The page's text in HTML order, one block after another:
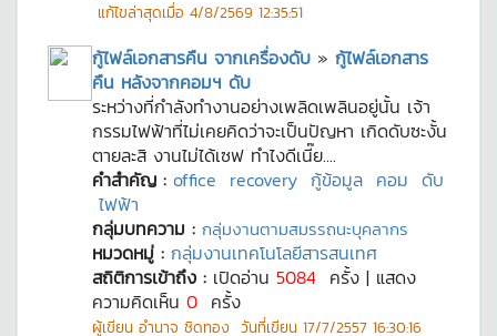
แก้ไขล่าสุดเมื่อ 4/8/2569 12:35:51
กู้ไฟล์เอกสารคืน จากเครื่องดับ » กู้ไฟล์เอกสาร
คืน หลังจากคอมฯ ดับ
ระหว่างที่กำลังทำงานอย่างเพลิดเพลินอยู่นั้น เจ้า
กรรมไฟฟ้าที่ไม่เคยคิดว่าจะเป็นปัญหา เกิดดับซะงั้น
ตายละสิ งานไม่ได้เซฟ ทำไงดีเนี๊ย....
คำสำคัญ : office recovery กู้ข้อมูล คอม ดับ
ไฟฟ้า
กลุ่มบทความ : กลุ่มงานตามสมรรถนะบุคลากร
หมวดหมู่ : กลุ่มงานเทคโนโลยีสารสนเทศ
สถิติการเข้าถึง : เปิดอ่าน 5084 ครั้ง | แสดง
ความคิดเห็น 0 ครั้ง
ผู้เขียน อำนาจ ชิดทอง วันที่เขียน 17/7/2557 16:30:16